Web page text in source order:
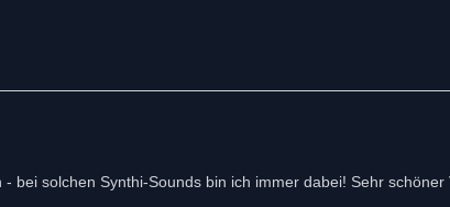
bei solchen Synthi-Sounds bin ich immer dabei! Sehr schöner